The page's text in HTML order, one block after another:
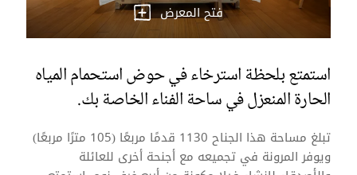
فتح المعرض
استمتع بلحظة استرخاء في حوض استحمام المياه
الحارة المنعزل في ساحة الفناء الخاصة بك.
تبلغ مساحة هذا الجناح 1130 قدمًا مربعًا (105 مترًا مربعًا)
ويوفر المرونة في تجميعه مع أجنحة أخرى للعائلة